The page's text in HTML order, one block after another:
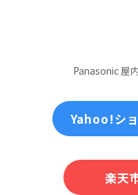
Panasonic 屋
Yahoo!シ
楽天